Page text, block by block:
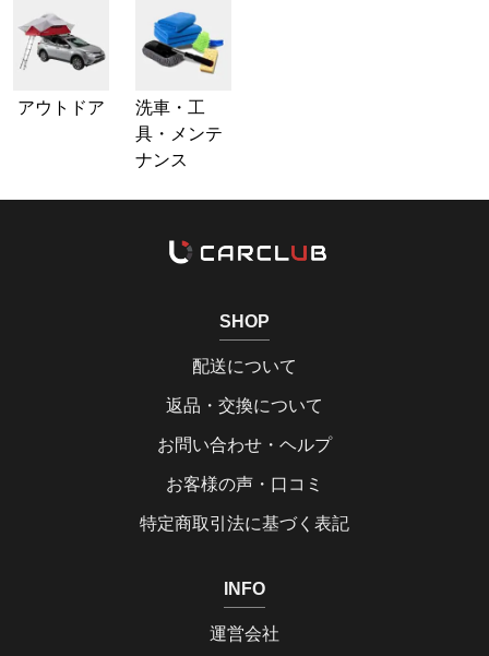
アウトドア
洗車・工
具・メンテ
ナンス
SHOP
配送について
返品・交換について
お問い合わせ・ヘルプ
お客様の声・口コミ
特定商取引法に基づく表記
INFO
運営会社